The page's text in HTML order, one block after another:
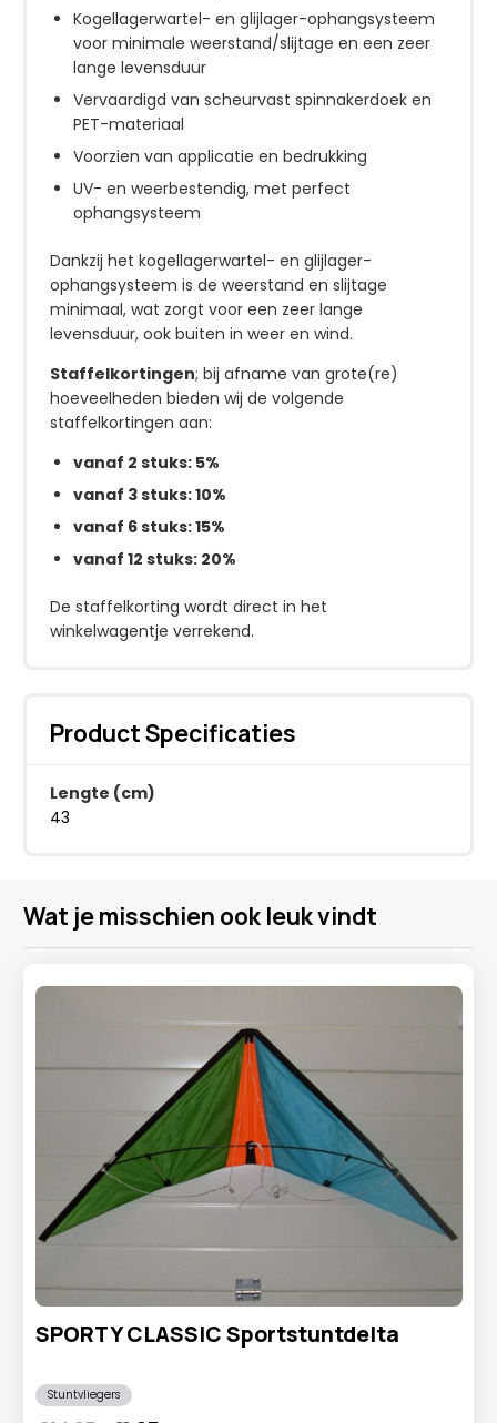
Kogellagerwartel- en glijlager-ophangsysteem
voor minimale weerstand/slijtage en een zeer
lange levensduur
Vervaardigd van scheurvast spinnakerdoek en
PET-materiaal
Voorzien van applicatie en bedrukking
UV- en weerbestendig, met perfect
ophangsysteem
Dankzij het kogellagerwartel- en glijlager-
ophangsysteem is de weerstand en slijtage
minimaal, wat zorgt voor een zeer lange
levensduur, ook buiten in weer en wind.
Staffelkortingen; bij afname van grote(re)
hoeveelheden bieden wij de volgende
staffelkortingen aan:
vanaf 2 stuks: 5%
vanaf 3 stuks: 10%
vanaf 6 stuks: 15%
vanaf 12 stuks: 20%
De staffelkorting wordt direct in het
winkelwagentje verrekend.
Product Specificaties
Lengte (cm)
43
Wat je misschien ook leuk vindt
SPORTY CLASSIC Sportstuntdelta
Stuntvliegers